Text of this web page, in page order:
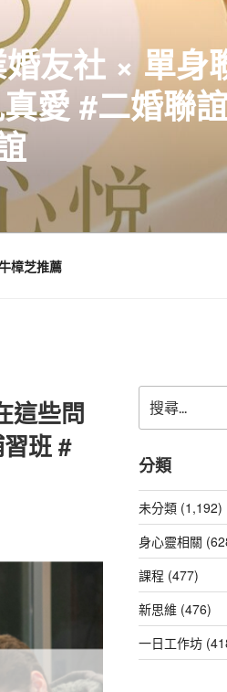
友社 × 單身
愛 #二婚聯
樟芝推薦
這些問
班 #
尋
關
鍵
字:
分類
未分類 (1,192)
身心靈相關
課程 (477)
新思維 (476)
一日工作坊